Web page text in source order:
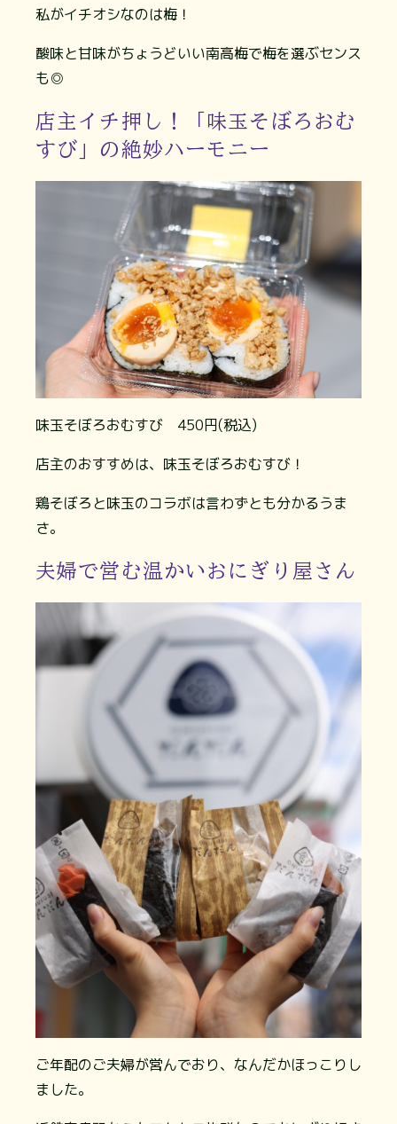
私がイチオシなのは梅！
酸味と甘味がちょうどいい南高梅で梅を選ぶセンス
も◎
店主イチ押し！「味玉そぼろおむ
すび」の絶妙ハーモニー
味玉そぼろおむすび 450円(税込)
店主のおすすめは、味玉そぼろおむすび！
鶏そぼろと味玉のコラボは言わずとも分かるうま
さ。
夫婦で営む温かいおにぎり屋さん
ご年配のご夫婦が営んでおり、なんだかほっこりし
ました。